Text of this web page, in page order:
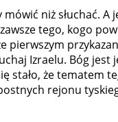
niż słuchać. A
tego, kogo
pierwszym
Izraelu. Bóg jest
stało, że tematem
rejonu